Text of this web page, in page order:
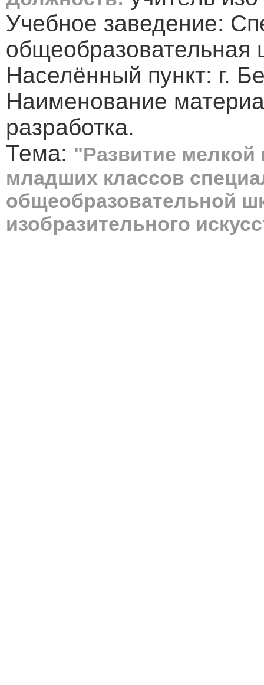
Учебное заведение:
Населённый пункт: г.
Наименование
разработка.
Тема: "Развитие
младших классов
общеобразовательной
изобразительного